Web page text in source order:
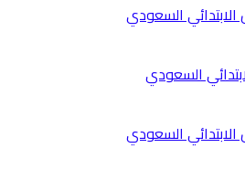
السعودي
السعودي
السعودي